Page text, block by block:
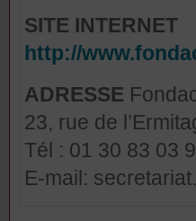
SITE INTERNET
http://
ADRESSE
23, rue de
Tél : 01 30 83 03
E-mail: